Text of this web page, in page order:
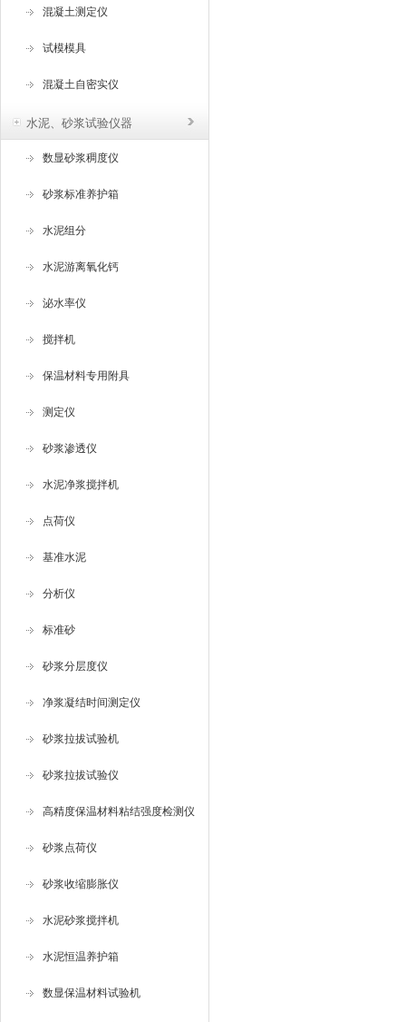
混凝土测定仪
试模模具
混凝土自密实仪
水泥、砂浆试验仪器
数显砂浆稠度仪
砂浆标准养护箱
水泥组分
水泥游离氧化钙
泌水率仪
搅拌机
保温材料专用附具
测定仪
砂浆渗透仪
水泥净浆搅拌机
点荷仪
基准水泥
分析仪
标准砂
砂浆分层度仪
净浆凝结时间测定仪
砂浆拉拔试验机
砂浆拉拔试验仪
高精度保温材料粘结强度检测仪
砂浆点荷仪
砂浆收缩膨胀仪
水泥砂浆搅拌机
水泥恒温养护箱
数显保温材料试验机